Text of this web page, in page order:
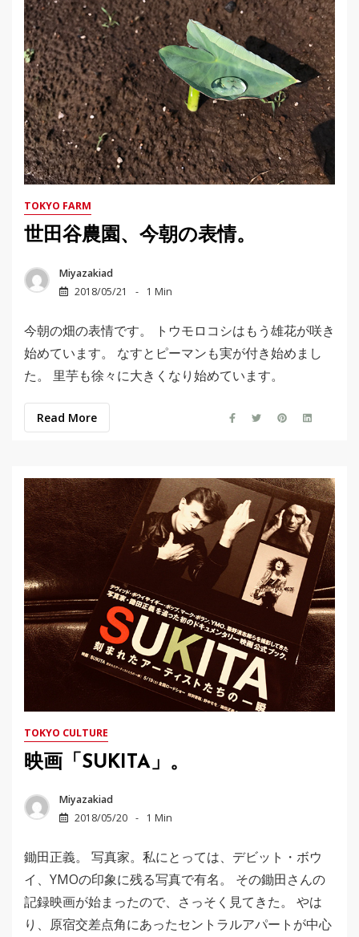
TOKYO FARM
世田谷農園、今朝の表情。
Miyazakiad
2018/05/21
1 Min
今朝の畑の表情です。 トウモロコシはもう雄花が咲き
始めています。 なすとピーマンも実が付き始めまし
た。 里芋も徐々に大きくなり始めています。
Read More
TOKYO CULTURE
映画「SUKITA」。
Miyazakiad
2018/05/20
1 Min
鋤田正義。 写真家。私にとっては、デビット・ボウ
イ、YMOの印象に残る写真で有名。 その鋤田さんの
記録映画が始まったので、さっそく見てきた。 やは
り、原宿交差点角にあったセントラルアパートが中心